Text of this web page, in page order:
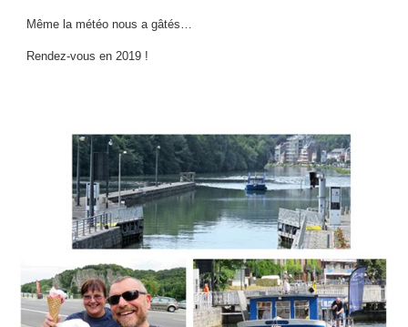
Même la météo nous a gâtés…
Rendez-vous en 2019 !